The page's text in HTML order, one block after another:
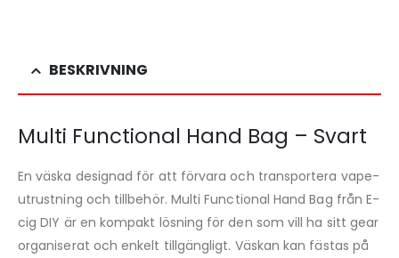
BESKRIVNING
Multi Functional Hand Bag – Svart
En väska designad för att förvara och transportera vape-
utrustning och tillbehör. Multi Functional Hand Bag från E-
cig DIY är en kompakt lösning för den som vill ha sitt gear
organiserat och enkelt tillgängligt. Väskan kan fästas på